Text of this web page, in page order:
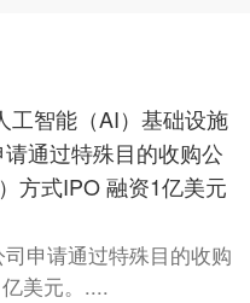
工智能（AI）基础设施
通过特殊目的收购公
方式IPO 融资1亿美元
申请通过特殊目的收购
美元。....